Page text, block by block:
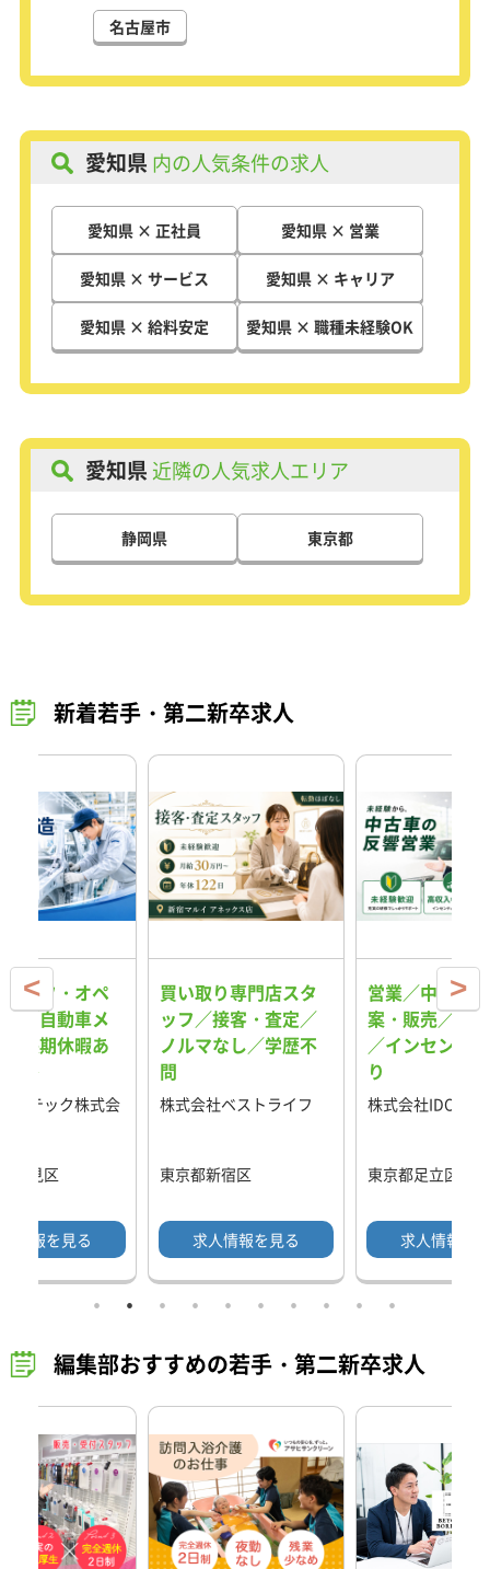
需要も供給もこれから活発に伸びてい
く業界です。
そんなリユース業界でもっと稼ぎた
い！と思っている方や、
方、
お客様に誠実に接することができる素
直な性格の方が錬金堂のビジネスに向
いています。
少しでも気になった方は是非ご応募く
ださい。
ざっくばらんにお話できればと思いま
す！
名古屋市
愛知県 内の人気条件の求人
愛知県 × 正社員 愛知県 × 営業
愛知県 × サービス 愛知県 × キャリア
愛知県 × 給料安定 愛知県 × 職種未経験OK
愛知県 近隣の人気求人エリア
静岡県 東京都
新着若手・第二新卒求人
ッフ・オペ
／自動車メ
長期休暇あ
寮
・テック株式会
鶴見区
情報を見る
買い取り専門店スタ
ッフ／接客・査定／
ノルマなし／学歴不
問
株式会社ベストライフ
東京都新宿区
求人情報を見る
営業／中古車
案・販売／反
／インセンテ
り
株式会社IDOM
東京都足立区
求人情報を
編集部おすすめの若手・第二新卒求人